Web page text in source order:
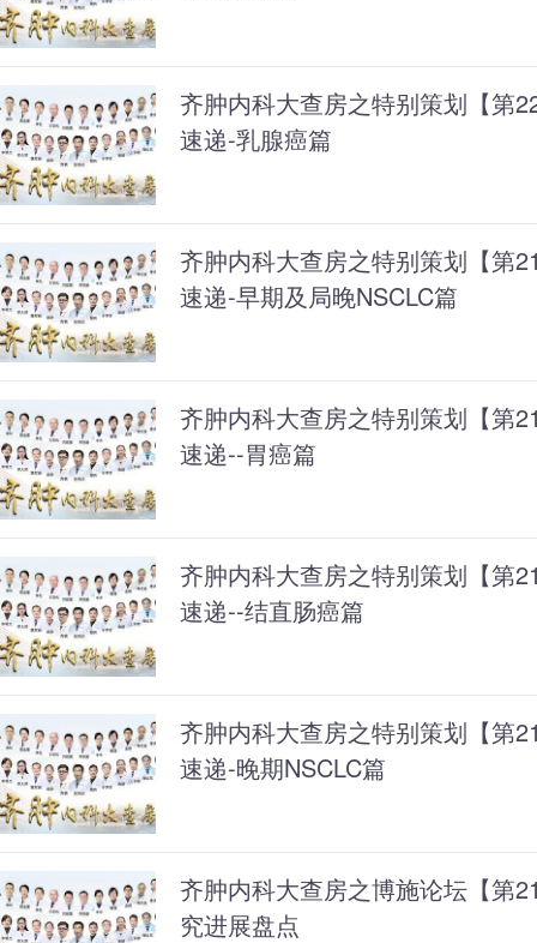
齐肿内科大查房之特别策划【第
速递-乳腺癌篇
齐肿内科大查房之特别策划【第
速递-早期及局晚NSCLC篇
齐肿内科大查房之特别策划【第
速递--胃癌篇
齐肿内科大查房之特别策划【第
速递--结直肠癌篇
齐肿内科大查房之特别策划【第
速递-晚期NSCLC篇
齐肿内科大查房之博施论坛【第
究进展盘点